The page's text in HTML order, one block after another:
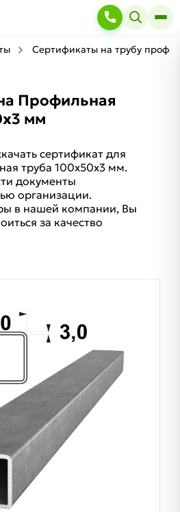
Сертификаты на трубу
Профильная
мм
сертификат для
труба 100х50х3 мм.
документы
организации.
в нашей компании, Вы
за качество